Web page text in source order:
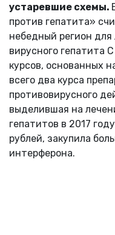
устаревшие схемы.
против гепатита»
небедный регион для
вирусного гепатита
курсов, основанных
всего два курса
противовирусного
выделившая на
гепатитов в 2017
рублей, закупила
интерферона.